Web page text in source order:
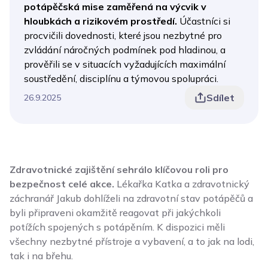
potápěčská mise zaměřená na výcvik v
hloubkách a rizikovém prostředí. Účastníci si
procvičili dovednosti, které jsou nezbytné pro
zvládání náročných podmínek pod hladinou, a
prověřili se v situacích vyžadujících maximální
soustředění, disciplínu a týmovou spolupráci.
26.9.2025 Sdílet
Zdravotnické zajištění sehrálo klíčovou roli pro
bezpečnost celé akce. Lékařka Katka a zdravotnický
záchranář Jakub dohlíželi na zdravotní stav potápěčů a
byli připraveni okamžitě reagovat při jakýchkoli
potížích spojených s potápěním. K dispozici měli
všechny nezbytné přístroje a vybavení, a to jak na lodi,
tak i na břehu.